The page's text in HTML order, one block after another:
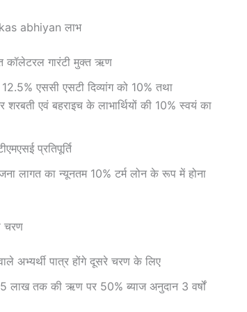
abhiyan लाभ
कॉलेटरल गारंटी मुक्त ऋण
12.5% एससी एसटी दिव्यांग को 10% तथा
शरबती एवं बहराइच के लाभार्थियों की 10% स्वयं का
प्रतिपूर्ति
लागत का न्यूनतम 10% टर्म लोन के रूप में होना
चरण
अभ्यर्थी पात्र होंगे दूसरे चरण के लिए
लाख तक की ऋण पर 50% ब्याज अनुदान 3 वर्षों